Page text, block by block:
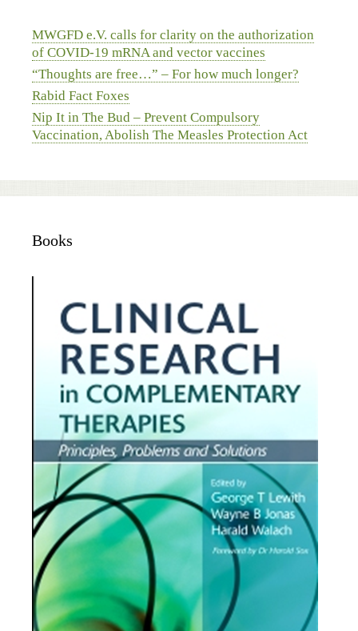
MWGFD e.V. calls for clarity on the authorization
of COVID-19 mRNA and vector vaccines
“Thoughts are free…” – For how much longer?
Rabid Fact Foxes
Nip It in The Bud – Prevent Compulsory
Vaccination, Abolish The Measles Protection Act
Books